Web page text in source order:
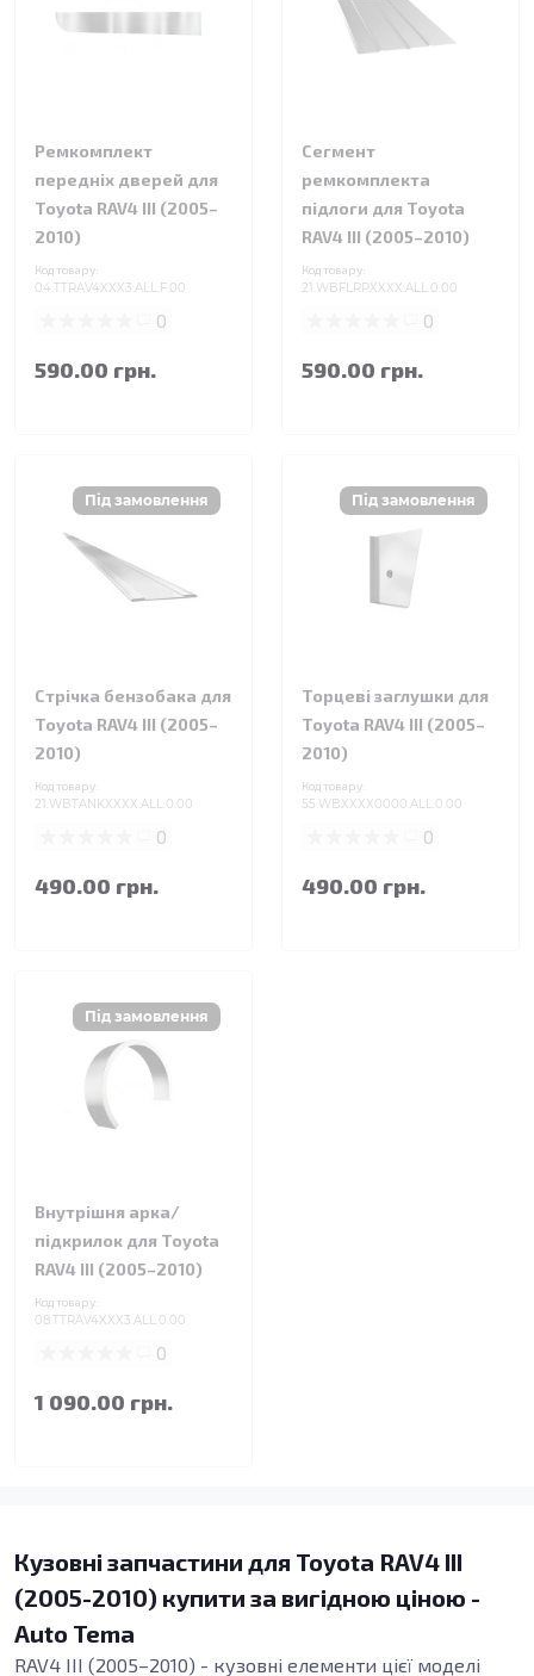
Ремкомплект
передніх дверей для
Toyota RAV4 III (2005–
2010)
Код товару:
04.TTRAV4XXX3.ALL.F.00
0
590.00 грн.
Сегмент
ремкомплекта
підлоги для Toyota
RAV4 III (2005–2010)
Код товару:
21.WBFLRPXXXX.ALL.0.00
0
590.00 грн.
Стрічка бензобака для
Toyota RAV4 III (2005–
2010)
Код товару:
21.WBTANKXXXX.ALL.0.00
0
490.00 грн.
Торцеві заглушки для
Toyota RAV4 III (2005–
2010)
Код товару:
55.WBXXXX0000.ALL.0.00
0
490.00 грн.
Внутрішня арка/
підкрилок для Toyota
RAV4 III (2005–2010)
Код товару:
08.TTRAV4XXX3.ALL.0.00
0
1 090.00 грн.
Кузовні запчастини для Toyota RAV4 III
(2005-2010) купити за вигідною ціною -
Auto Tema
RAV4 III (2005–2010) - кузовні елементи цієї моделі